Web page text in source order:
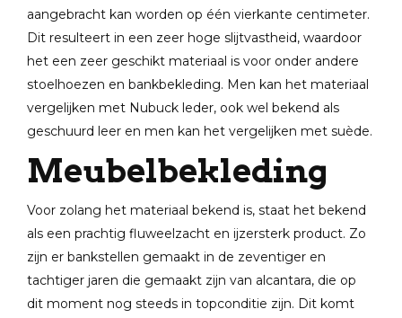
aangebracht kan worden op één vierkante centimeter.
Dit resulteert in een zeer hoge slijtvastheid, waardoor
het een zeer geschikt materiaal is voor onder andere
stoelhoezen en bankbekleding. Men kan het materiaal
vergelijken met Nubuck leder, ook wel bekend als
geschuurd leer en men kan het vergelijken met suède.
Meubelbekleding
Voor zolang het materiaal bekend is, staat het bekend
als een prachtig fluweelzacht en ijzersterk product. Zo
zijn er bankstellen gemaakt in de zeventiger en
tachtiger jaren die gemaakt zijn van alcantara, die op
dit moment nog steeds in topconditie zijn. Dit komt